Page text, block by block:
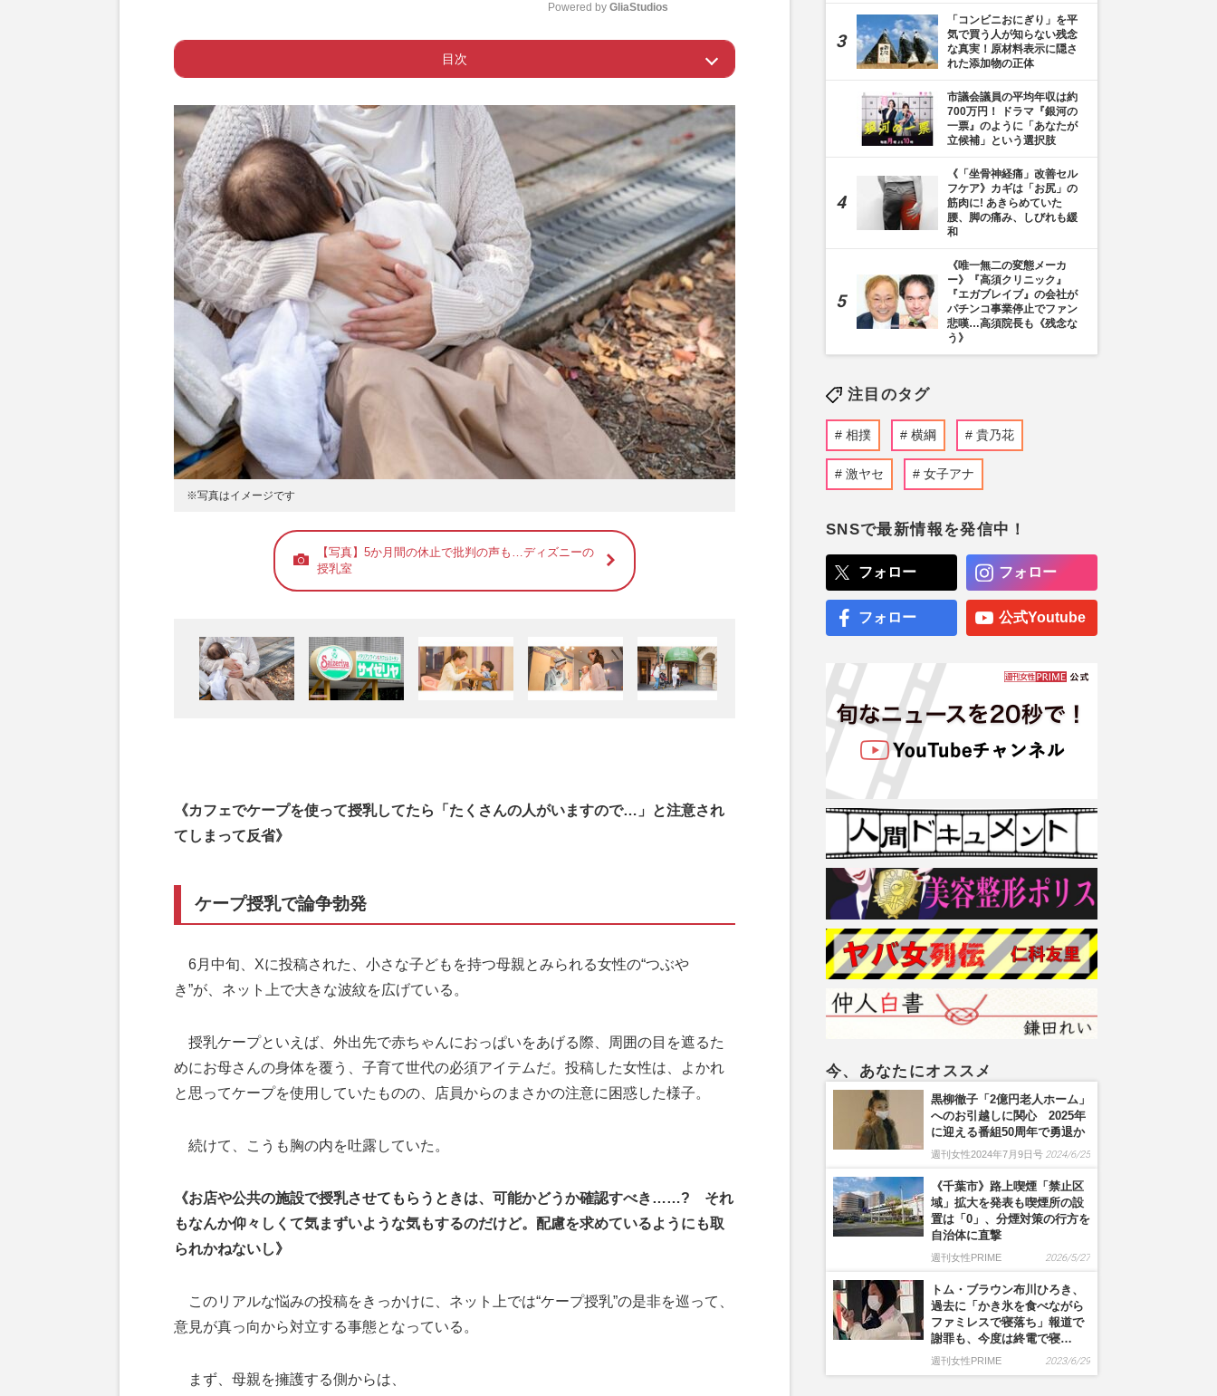
t
Powered by GliaStudios
目次
Page 1 ー ケープ授乳で論争勃発
Page 2 ー 『サイゼリヤ』に飛び火
※写真はイメージです
【写真】5か月間の休止で批判の声も…ディズニーの
授乳室
《カフェでケープを使って授乳してたら「たくさんの人がいますので…」と注意され
てしまって反省》
ケープ授乳で論争勃発
6月中旬、Xに投稿された、小さな子どもを持つ母親とみられる女性の“つぶや
き”が、ネット上で大きな波紋を広げている。
授乳ケープといえば、外出先で赤ちゃんにおっぱいをあげる際、周囲の目を遮るた
めにお母さんの身体を覆う、子育て世代の必須アイテムだ。投稿した女性は、よかれ
と思ってケープを使用していたものの、店員からのまさかの注意に困惑した様子。
続けて、こうも胸の内を吐露していた。
《お店や公共の施設で授乳させてもらうときは、可能かどうか確認すべき……? それ
もなんか仰々しくて気まずいような気もするのだけど。配慮を求めているようにも取
られかねないし》
このリアルな悩みの投稿をきっかけに、ネット上では“ケープ授乳”の是非を巡って、
意見が真っ向から対立する事態となっている。
まず、母親を擁護する側からは、
「コンビニおにぎり」を平
気で買う人が知らない残念
な真実！原材料表示に隠さ
れた添加物の正体
市議会議員の平均年収は約
700万円！ ドラマ『銀河の
一票』のように「あなたが
立候補」という選択肢
《「坐骨神経痛」改善セル
フケア》カギは「お尻」の
筋肉に! あきらめていた
腰、脚の痛み、しびれも緩
和
《唯一無二の変態メーカ
ー》『高須クリニック』
『エガブレイブ』の会社が
パチンコ事業停止でファン
悲嘆…高須院長も《残念な
う》
注目のタグ
相撲 横綱 貴乃花
激ヤセ 女子アナ
SNSで最新情報を発信中！
フォロー フォロー
フォロー 公式Youtube
今、あなたにオススメ
黒柳徹子「2億円老人ホーム」
へのお引越しに関心 2025年
に迎える番組50周年で勇退か
週刊女性2024年7月9日号 2024/6/25
《千葉市》路上喫煙「禁止区
域」拡大を発表も喫煙所の設
置は「0」、分煙対策の行方を
自治体に直撃
週刊女性PRIME 2026/5/27
トム・ブラウン布川ひろき、
過去に「かき氷を食べながら
ファミレスで寝落ち」報道で
謝罪も、今度は終電で寝…
週刊女性PRIME 2023/6/29